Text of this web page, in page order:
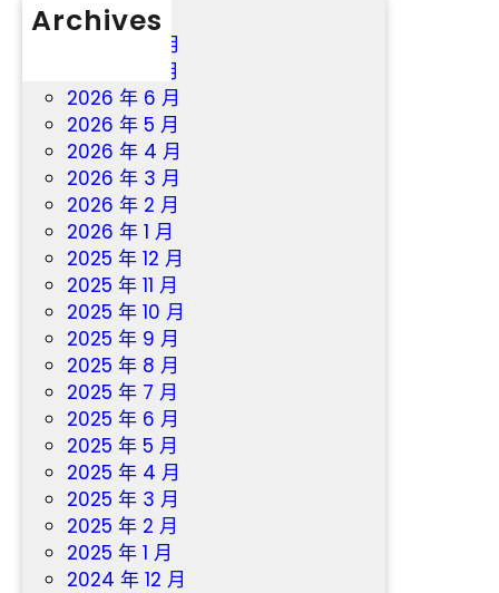
Archives
2026 年 8 月
2026 年 7 月
2026 年 6 月
2026 年 5 月
2026 年 4 月
2026 年 3 月
2026 年 2 月
2026 年 1 月
2025 年 12 月
2025 年 11 月
2025 年 10 月
2025 年 9 月
2025 年 8 月
2025 年 7 月
2025 年 6 月
2025 年 5 月
2025 年 4 月
2025 年 3 月
2025 年 2 月
2025 年 1 月
2024 年 12 月